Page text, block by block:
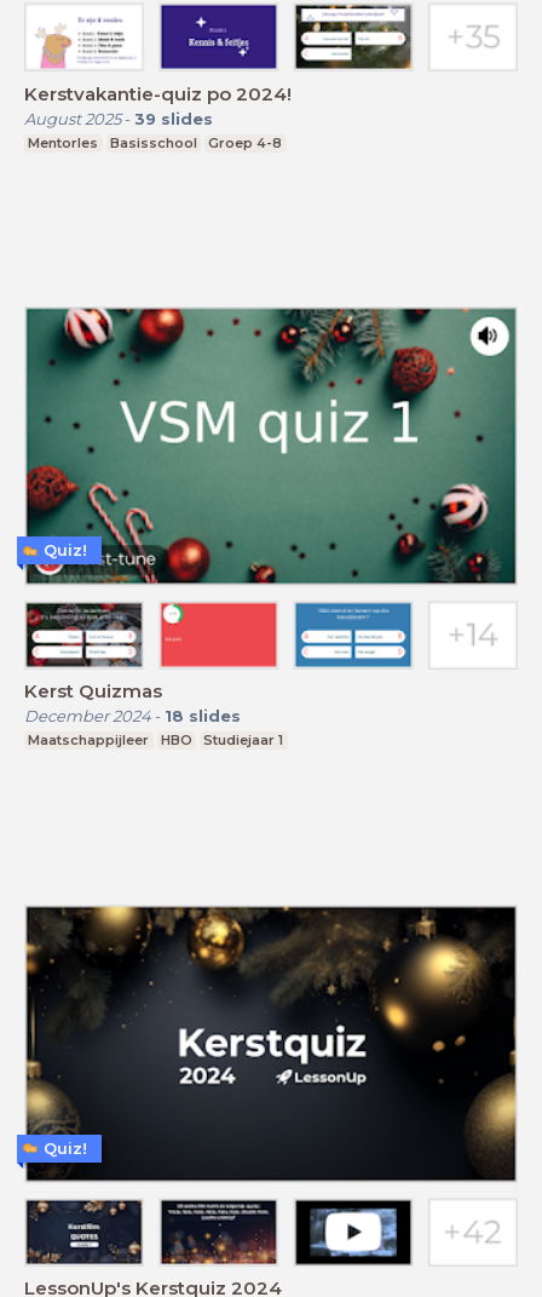
Kerstvakantie-quiz po 2024!
August 2025- 39 slides
Mentorles Basisschool Groep 4-8
Kerst Quizmas
December 2024- 18 slides
Maatschappijleer HBO Studiejaar 1
Quiz!
LessonUp's Kerstquiz 2024
Quiz!